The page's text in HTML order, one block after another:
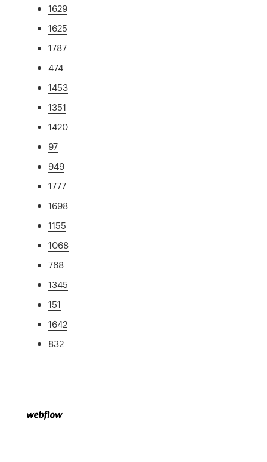
1629
1625
1787
474
1453
1351
1420
97
949
1777
1698
1155
1068
768
1345
151
1642
832